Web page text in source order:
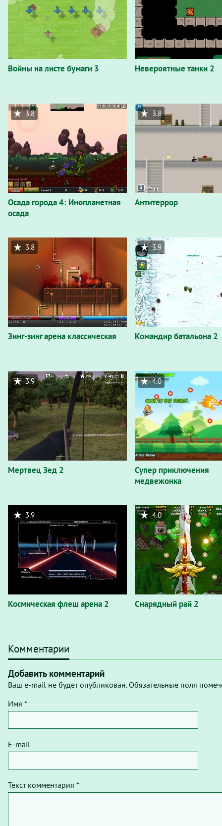
Войны на листе бумаги 3 Невероятные танки 2
Осада города 4: Инопланетная
осада
3.8
Антитеррор
3.8
Зинг-зинг арена классическая
3.8
Командир батальона 2
3.9
Мертвец Зед 2
3.9
Супер приключения
медвежонка
4.0
Космическая флеш арена 2
3.9
Снарядный рай 2
4.0
Комментарии
Добавить комментарий
Ваш e-mail не будет опубликован. Обязательные поля
Имя *
E-mail
Текст комментария *